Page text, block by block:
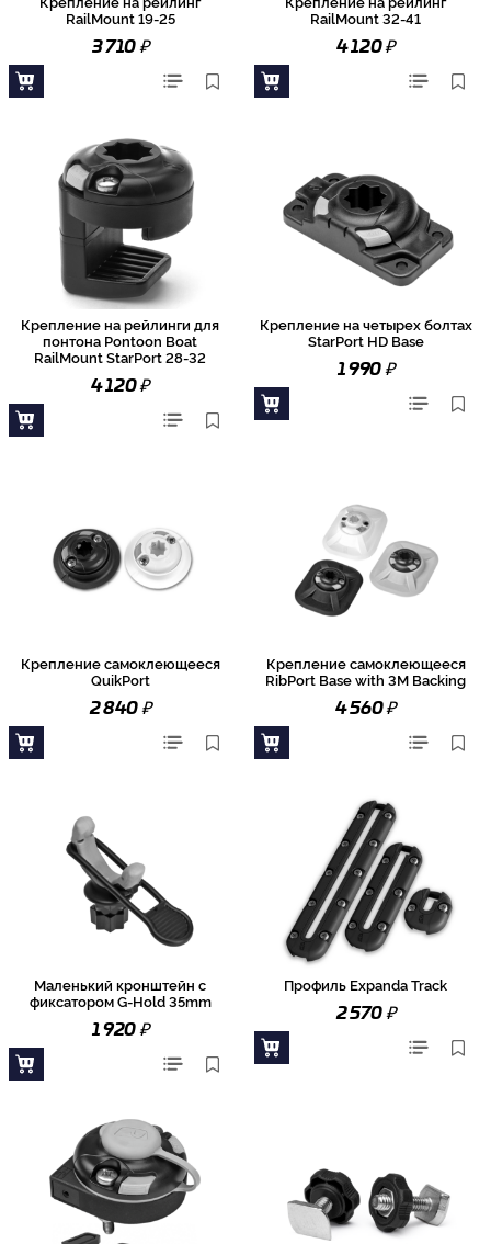
RailMount 19-25
3 710₽
RailMount 32-41
4 120₽
Крепление на рейлинги для
понтона Pontoon Boat
RailMount StarPort 28-32
4 120₽
Крепление на четырех болтах
StarPort HD Base
1 990₽
Крепление самоклеющееся
QuikPort
2 840₽
Крепление самоклеющееся
RibPort Base with 3M Backing
4 560₽
Маленький кронштейн с
фиксатором G-Hold 35mm
1 920₽
Профиль Expanda Track
2 570₽